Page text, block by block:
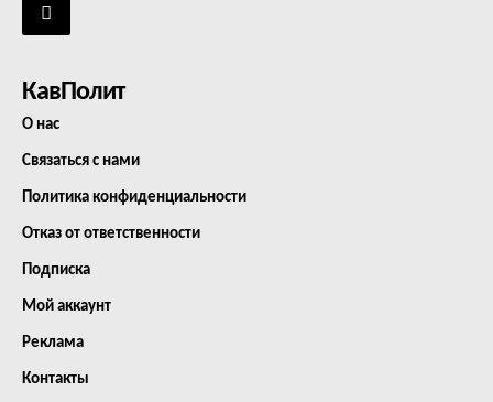
КавПолит
О нас
Связаться с нами
Политика конфиденциальности
Отказ от ответственности
Подписка
Мой аккаунт
Реклама
Контакты